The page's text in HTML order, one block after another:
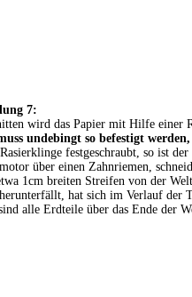
7:
wird das Papier mit Hilfe einer
undebingt so befestigt
festgeschraubt, so ist
über einen Zahnriemen,
1cm breiten Streifen von der
hat sich im Verlauf der
alle Erdteile über das Ende der